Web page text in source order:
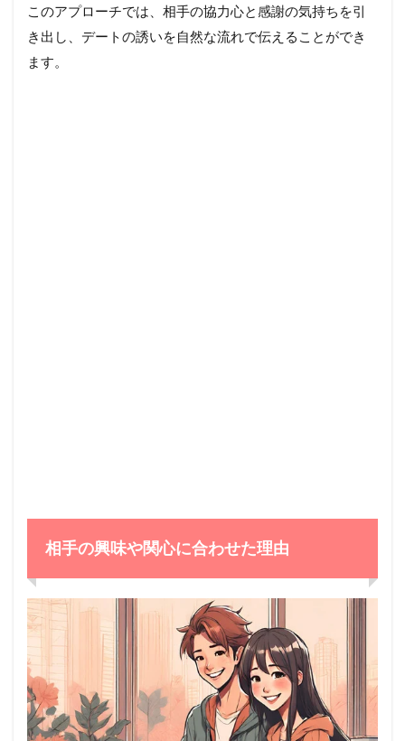
このアプローチでは、相手の協力心と感謝の気持ちを引
き出し、デートの誘いを自然な流れで伝えることができ
ます。
相手の興味や関心に合わせた理由